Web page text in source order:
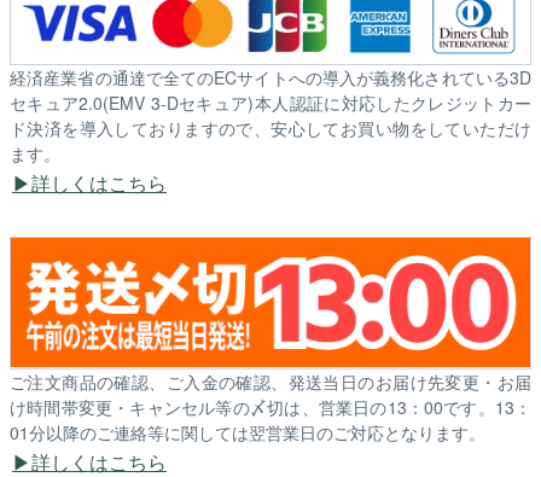
経済産業省の通達で全てのECサイトへの導入が義務化されている3D
セキュア2.0(EMV 3-Dセキュア)本人認証に対応したクレジットカー
ド決済を導入しておりますので、安心してお買い物をしていただけ
ます。
詳しくはこちら
ご注文商品の確認、ご入金の確認、発送当日のお届け先変更・お届
け時間帯変更・キャンセル等の〆切は、営業日の13：00です。13：
01分以降のご連絡等に関しては翌営業日のご対応となります。
詳しくはこちら